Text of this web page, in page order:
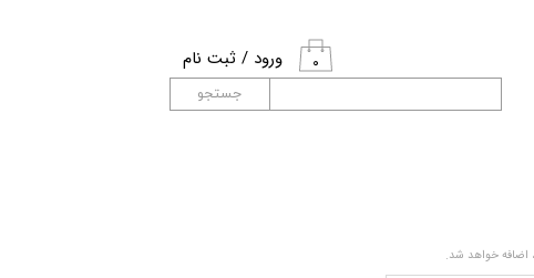
۰ ورود / ثبت نام
حساب کاربری من
جستجو
اضافه خواهد شد.